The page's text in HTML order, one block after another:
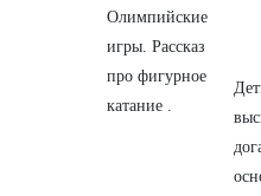
Олимпийские
игры. Рассказ
про фигурное
катание .